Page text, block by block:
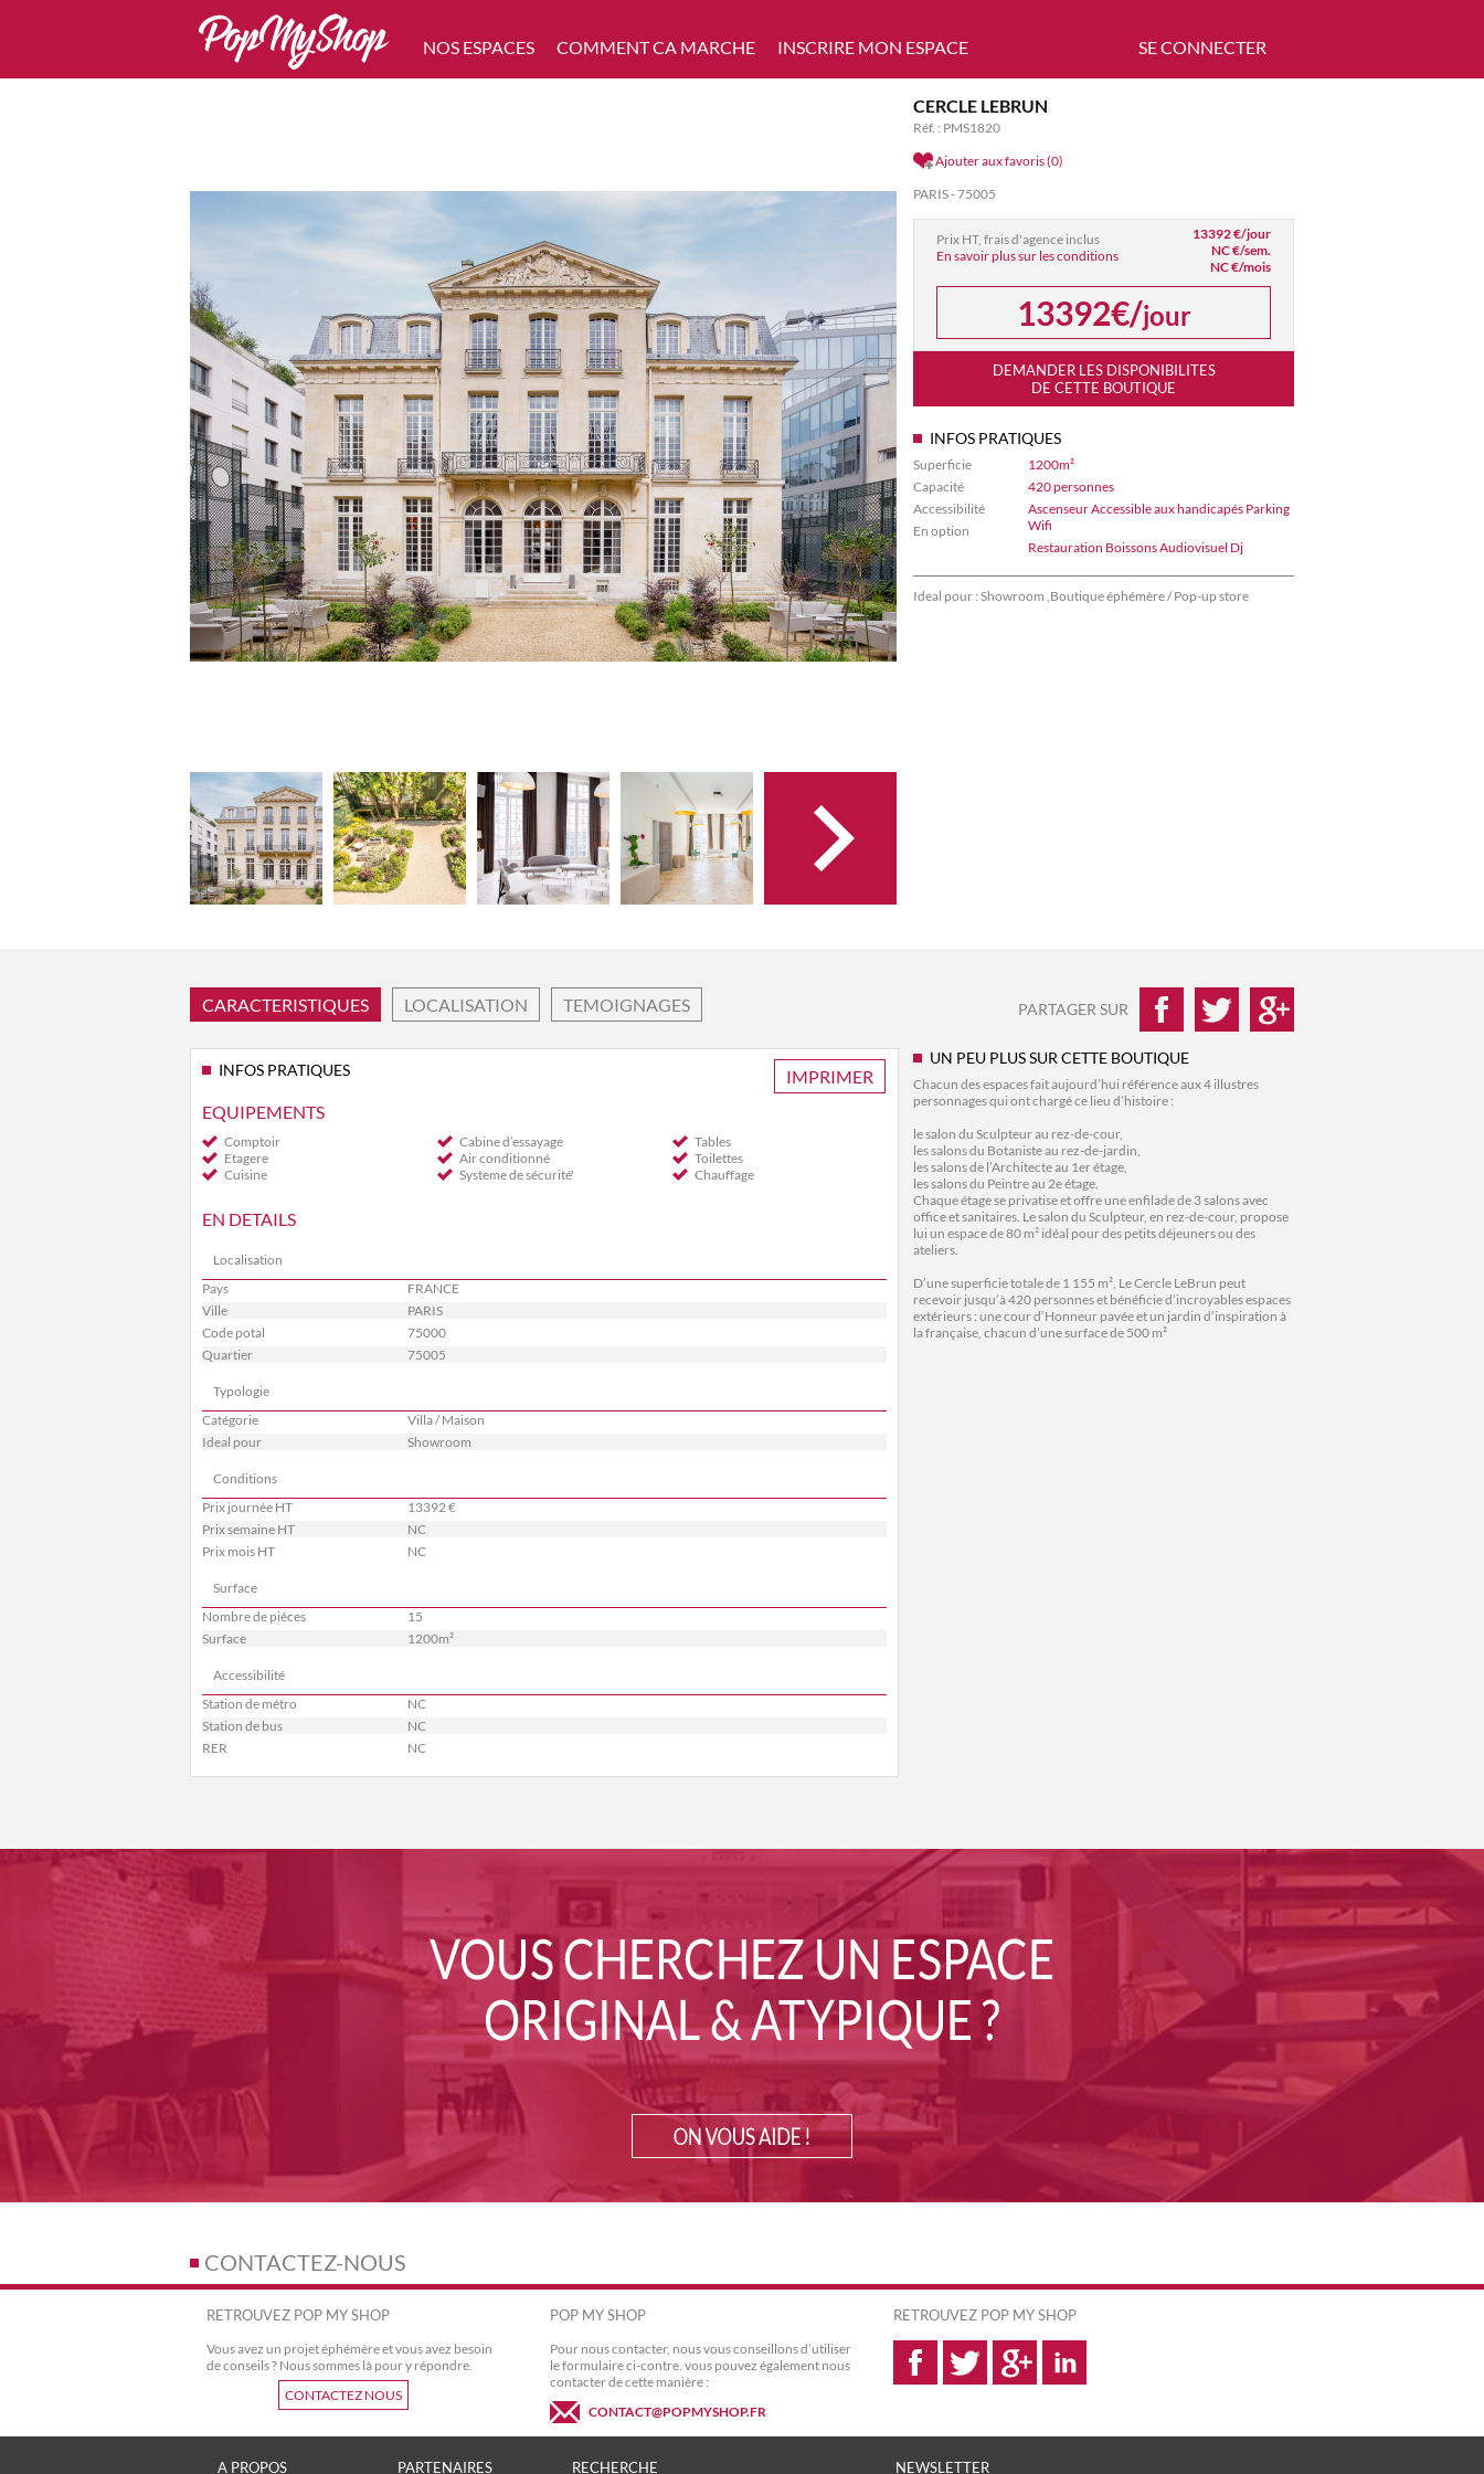
NOS ESPACES COMMENT CA MARCHE INSCRIRE MON ESPACE SE CONNECTER
CERCLE LEBRUN
Réf. : PMS1820
Ajouter aux favoris (0)
PARIS - 75005
Prix HT, frais d'agence inclus
En savoir plus sur les conditions
13392 €/jour
NC €/sem.
NC €/mois
13392€/jour
DEMANDER LES DISPONIBILITES
DE CETTE BOUTIQUE
INFOS PRATIQUES
Superficie
1200m²
Capacité
420 personnes
Accessibilité
Ascenseur Accessible aux handicapés Parking
Wifi
En option
Restauration Boissons Audiovisuel Dj
Ideal pour : Showroom ,Boutique éphémère / Pop-up store
CARACTERISTIQUES LOCALISATION TEMOIGNAGES PARTAGER SUR
IMPRIMER
INFOS PRATIQUES
EQUIPEMENTS
Comptoir Cabine d’essayage
Tables
Etagere
Air conditionné
Toilettes
Cuisine
Systeme de sécurité' Chauffage
EN DETAILS
Localisation
Pays
FRANCE
Ville
PARIS
Code potal
75000
Quartier
75005
Typologie
Catégorie
Villa / Maison
Ideal pour
Showroom
Conditions
Prix journée HT
13392 €
Prix semaine HT
NC
Prix mois HT
NC
Surface
Nombre de pièces
15
Surface
1200m²
Accessibilité
Station de métro
NC
Station de bus
NC
RER
NC
UN PEU PLUS SUR CETTE BOUTIQUE
Chacun des espaces fait aujourd’hui référence aux 4 illustres
personnages qui ont chargé ce lieu d’histoire :
le salon du Sculpteur au rez-de-cour,
les salons du Botaniste au rez-de-jardin,
les salons de l’Architecte au 1er étage,
les salons du Peintre au 2e étage.
Chaque étage se privatise et offre une enfilade de 3 salons avec
office et sanitaires. Le salon du Sculpteur, en rez-de-cour, propose
lui un espace de 80 m² idéal pour des petits déjeuners ou des
ateliers.
D’une superficie totale de 1 155 m², Le Cercle LeBrun peut
recevoir jusqu’à 420 personnes et bénéficie d’incroyables espaces
extérieurs : une cour d’Honneur pavée et un jardin d’inspiration à
la française, chacun d’une surface de 500 m²
CONTACTEZ-NOUS
RETROUVEZ POP MY SHOP
Vous avez un projet éphémère et vous avez besoin
de conseils ? Nous sommes là pour y répondre.
CONTACTEZ NOUS
POP MY SHOP
Pour nous contacter, nous vous conseillons d’utiliser
le formulaire ci-contre. vous pouvez également nous
contacter de cette manière :
CONTACT@POPMYSHOP.FR
RETROUVEZ POP MY SHOP
A PROPOS PARTENAIRES RECHERCHE NEWSLETTER